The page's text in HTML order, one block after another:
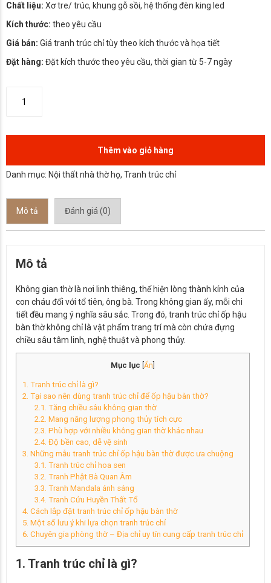
Chất liệu: Xơ tre/ trúc, khung gỗ sồi, hệ thống đèn king led
Kích thước: theo yêu cầu
Giá bán: Giá tranh trúc chỉ tùy theo kích thước và họa tiết
Đặt hàng: Đặt kích thước theo yêu cầu, thời gian từ 5-7 ngày
Thêm vào giỏ hàng
Danh mục: Nội thất nhà thờ họ, Tranh trúc chỉ
Mô tả Đánh giá (0)
Mô tả
Không gian thờ là nơi linh thiêng, thể hiện lòng thành kính của
con cháu đối với tổ tiên, ông bà. Trong không gian ấy, mỗi chi
tiết đều mang ý nghĩa sâu sắc. Trong đó, tranh trúc chỉ ốp hậu
bàn thờ không chỉ là vật phẩm trang trí mà còn chứa đựng
chiều sâu tâm linh, nghệ thuật và phong thủy.
Mục lục Ẩn
1. Tranh trúc chỉ là gì?
2. Tại sao nên dùng tranh trúc chỉ để ốp hậu bàn thờ?
2.1. Tăng chiều sâu không gian thờ
2.2. Mang năng lượng phong thủy tích cực
2.3. Phù hợp với nhiều không gian thờ khác nhau
2.4. Độ bền cao, dễ vệ sinh
3. Những mẫu tranh trúc chỉ ốp hậu bàn thờ được ưa chuộng
3.1. Tranh trúc chỉ hoa sen
3.2. Tranh Phật Bà Quan Âm
3.3. Tranh Mandala ánh sáng
3.4. Tranh Cửu Huyền Thất Tổ
4. Cách lắp đặt tranh trúc chỉ ốp hậu bàn thờ
5. Một số lưu ý khi lựa chọn tranh trúc chỉ
6. Chuyên gia phòng thờ – Địa chỉ uy tín cung cấp tranh trúc chỉ
1. Tranh trúc chỉ là gì?